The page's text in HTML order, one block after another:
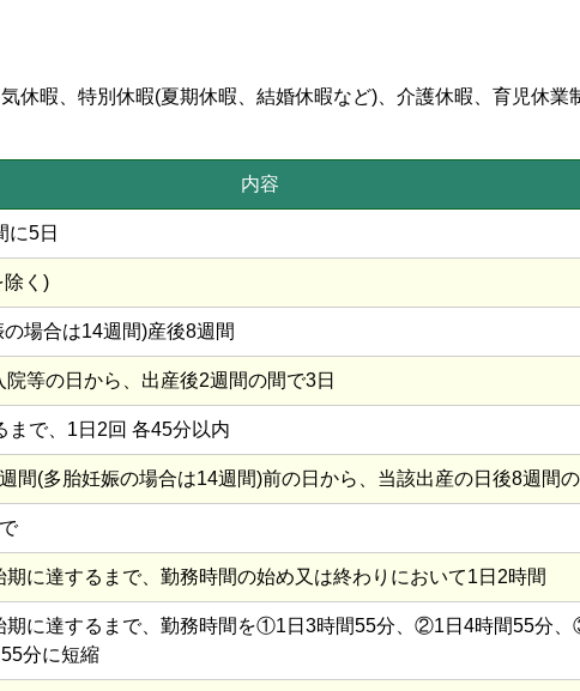
休暇、特別休暇(夏期休暇、結婚休暇など)、介護休暇、育児休業
内容
に5日
除く)
場合は14週間)産後8週間
等の日から、出産後2週間の間で3日
まで、1日2回 各45分以内
間(多胎妊娠の場合は14週間)前の日から、当該出産の日後8週間
に達するまで、勤務時間の始め又は終わりにおいて1日2時間
期に達するまで、勤務時間を①1日3時間55分、②1日4時間55分
分に短縮